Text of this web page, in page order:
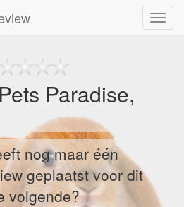
Paradise,
nog maar één
geplaatst voor dit
volgende?